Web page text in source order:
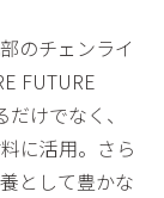
のチェンライ
FUTURE
けでなく、
に活用。さら
として豊かな